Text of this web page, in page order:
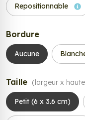
Repositionnable
Bordure
Aucune
Taille (largeur x
Petit (6 x 3.6 cm)